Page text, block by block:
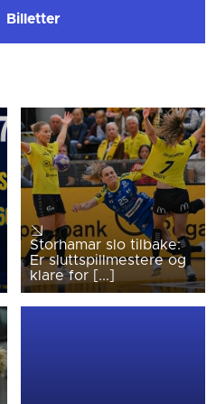
Billetter
Storhamar slo tilbake:
Er sluttspillmestere og
klare for [...]